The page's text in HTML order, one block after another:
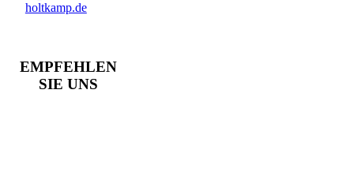
holtkamp.de
EMPFEHLEN
SIE UNS